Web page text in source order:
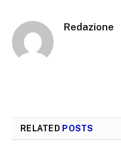
Redazione
RELATED POSTS